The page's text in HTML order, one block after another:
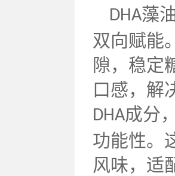
DHA藻
双向赋能
隙，稳定
口感，解
DHA成分
功能性。
风味，适